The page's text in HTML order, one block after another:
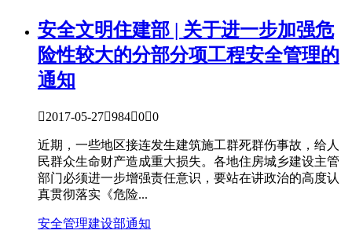
安全文明住建部 | 关于进一步加强危
险性较大的分部分项工程安全管理的
通知
2017-05-2798400
近期，一些地区接连发生建筑施工群死群伤事故，给人
民群众生命财产造成重大损失。各地住房城乡建设主管
部门必须进一步增强责任意识，要站在讲政治的高度认
真贯彻落实《危险...
安全管理建设部通知